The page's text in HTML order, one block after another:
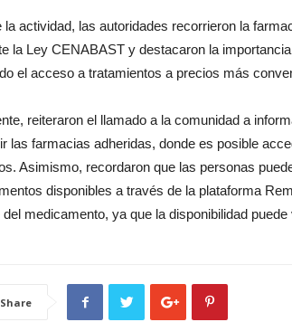
la actividad, las autoridades recorrieron la
la Ley CENABAST y destacaron la
el acceso a tratamientos a precios más
reiteraron el llamado a la comunidad a
las farmacias adheridas, donde es posible
Asimismo, recordaron que las personas
disponibles a través de la plataforma
del medicamento, ya que la disponibilidad
Share